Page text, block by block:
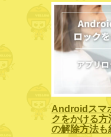
Androidスマ
クをかける方
の解除方法も